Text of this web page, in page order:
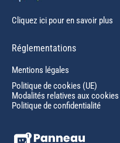
Cliquez ici pour en savoir plus
Réglementations
Mentions légales
Politique de cookies (UE)
Modalités relatives aux cookies
Politique de confidentialité